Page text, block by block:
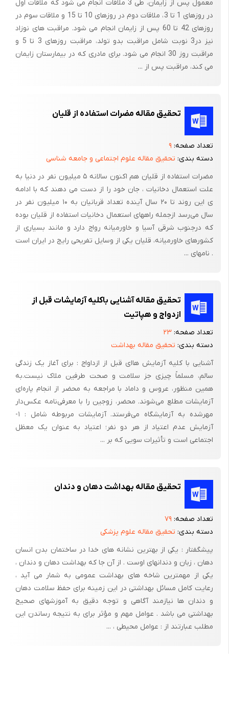
معمول پس از زایمان، طی 3 ملاقات انجام می شود که ملاقات اول
در روزهای 1 تا 3، ملاقات دوم در روزهای 10 تا 15 و ملاقات سوم در
روزهای 42 تا 60 پس از زایمان انجام می شود. مراقبت های نوزاد
نیز در3 نوبت شامل مراقبت بدو تولد، مراقبت روزهای 3 تا 5 و
مراقبت روز 30 انجام می شود. برای مادری که در بیمارستان زایمان
می کند، مراقبت پس از ...
تحقیق مقاله مضرات استفاده از قلیان
تعداد صفحه: ۹
دسته بندی: تحقیق مقاله علوم اجتماعی و جامعه شناسی
مضرات استفاده از قلیان هم اکنون سالانه ۵ میلیون نفر در دنیا به
علت استعمال دخانیات ، جان خود را از دست می ‌دهند که با ادامه
ی این روند تا ۲۰ سال آینده تعداد قربانیان به ۱۰ میلیون نفر در
سال می‌‌رسد ازجمله راههای استعمال دخانیات استفاده از قلیان بوده
که درجنوب شرقی آسیا و خاورمیانه رواج دارد و مانند بسیاری از
کشورهای خاورمیانه، قلیان یکی از وسایل تفریحی رایج در ایران است
. نامهای ...
تحقیق مقاله آشنایی باکلیه آزمایشات قبل از
ازدواج و هپاتیت
تعداد صفحه: ۲۳
دسته بندی: تحقیق مقاله بهداشت
آشنایی با کلیه آزمایش هاای قبل از ازداواج : برای آغاز یک زندگی
سالم، مسلماً چیزی جز سلامت و صحت طرفین ملاک نیست.به
همین منظور، عروس و داماد با مراجعه به محضر از انجام پاره‌ای
آزمایشات مطلع می‌شوند. محضر، زوجین را با معرفی‌نامه عکس‌دار
مهرشده به آزمایشگاه می‌فرستد. آزمایشات مربوطه شامل : ۱-
آزمایش عدم اعتیاد از هر دو نفر؛ اعتیاد به عنوان یک معظل
اجتماعی است و تأثیرات سویی که بر ...
تحقیق مقاله بهداشت دهان و دندان
تعداد صفحه: ۷۹
دسته بندی: تحقیق مقاله علوم پزشکی
پیشگفتار : یکی از بهترین نشانه های خدا در ساختمان بدن انسان
دهان ، زبان و دندانهای اوست . از آن جا که بهداشت دهان و دندان ،
یکی از مهمترین شاخه های بهداشت عمومی به شمار می آید ،
رعایت کامل مسائل بهداشتی در این زمینه برای حفظ سلامت دهان
و دندان ها نیازمند آگاهی و توجه دقیق به آموزشهای صحیح
بهداشتی می باشد . عوامل مهم و مؤثر برای به نتیجه رساندن این
مطلب عبارتند از : عوامل محیطی ، ...